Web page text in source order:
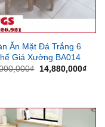
Ăn Mặt Đá Trắng 6
Giá Xưởng BA014
₫
Giá
14,880,000₫Giá